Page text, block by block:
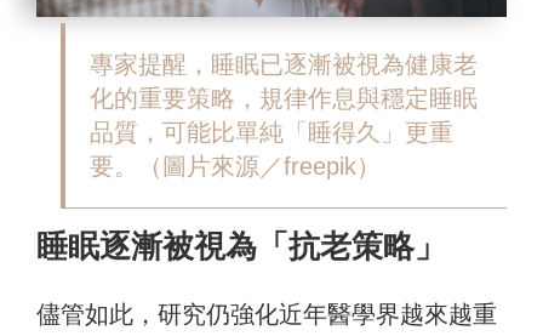
專家提醒，睡眠已逐漸被視為健康老
化的重要策略，規律作息與穩定睡眠
品質，可能比單純「睡得久」更重
要。（圖片來源／freepik）
睡眠逐漸被視為「抗老策略」
儘管如此，研究仍強化近年醫學界越來越重